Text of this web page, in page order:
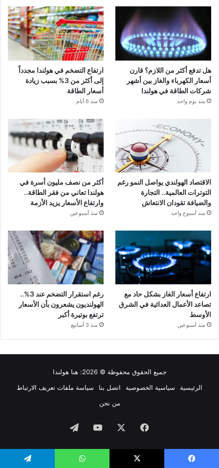
هل تدفع أكثر من اللازم؟ قارن
أسعار الكهرباء والغاز بين أشهر
شركات الطاقة في هولندا
منذ يوم واحد
ارتفاع التضخم في هولندا مجدداً
إلى أكثر من 3% بسبب زيادة
أسعار الطاقة
منذ 6 أيام
الاقتصاد الهولندي يواصل النمو رغم
التوترات العالمية.. التجارة
والضيافة تقودان الانتعاش
منذ أسبوع واحد
أكثر من نصف مليون أسرة في
هولندا تعاني من فقر الطاقة..
وارتفاع الأسعار يزيد الأزمة
منذ أسبوعين
ارتفاع أسعار الغاز بشكل حاد مع
تصاعد الأعمال العدائية في الشرق
الأوسط
منذ أسبوعين
رغم استقرار التضخم عند 3%..
الهولنديون يشعرون بأن الأسعار
ترتفع بوتيرة أكبر
منذ 3 أسابيع
جميع الحقوق محفوظة © 2026:
هنا هولندا
الرئيسية
سياسية الخصوصية اتصل بنا
سياسة ملفات تعريف الارتباط
من نحن
فيسبوك ‫YouTubeتيلقرام